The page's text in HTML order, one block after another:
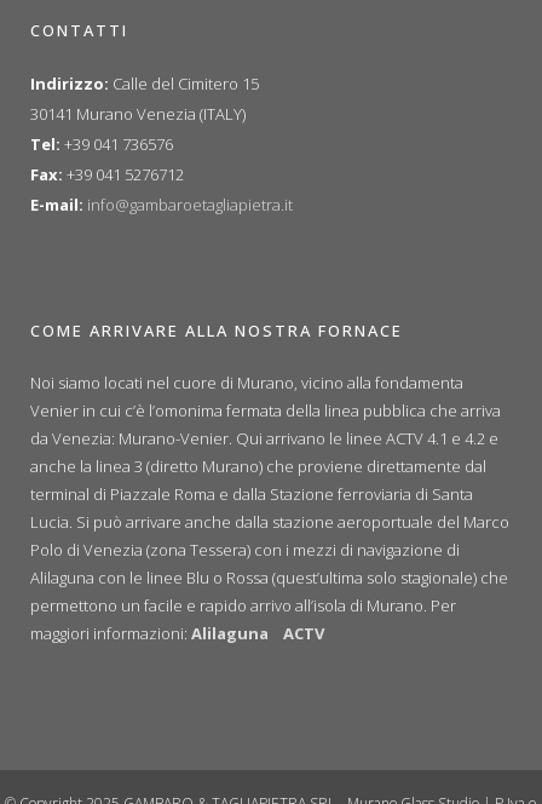
CONTATTI
Indirizzo: Calle del Cimitero 15
30141 Murano Venezia (ITALY)
Tel: +39 041 736576
Fax: +39 041 5276712
E-mail: info@gambaroetagliapietra.it
COME ARRIVARE ALLA NOSTRA FORNACE
Noi siamo locati nel cuore di Murano, vicino alla fondamenta
Venier in cui c’è l’omonima fermata della linea pubblica che arriva
da Venezia: Murano-Venier. Qui arrivano le linee ACTV 4.1 e 4.2 e
anche la linea 3 (diretto Murano) che proviene direttamente dal
terminal di Piazzale Roma e dalla Stazione ferroviaria di Santa
Lucia. Si può arrivare anche dalla stazione aeroportuale del Marco
Polo di Venezia (zona Tessera) con i mezzi di navigazione di
Alilaguna con le linee Blu o Rossa (quest’ultima solo stagionale) che
permettono un facile e rapido arrivo all’isola di Murano. Per
maggiori informazioni: Alilaguna ACTV